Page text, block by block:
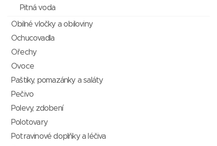
Pitná voda
Obilné vločky a obiloviny
Ochucovadla
Ořechy
Ovoce
Paštiky, pomazánky a saláty
Pečivo
Polevy, zdobení
Polotovary
Potravinové doplňky a léčiva